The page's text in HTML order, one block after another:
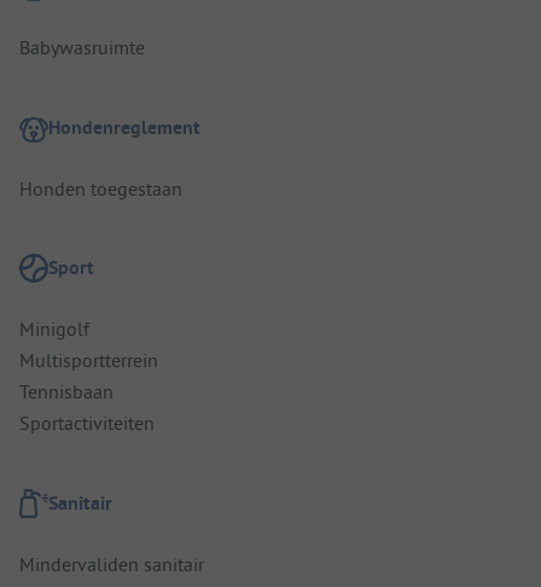
Babywasruimte
Hondenreglement
Honden toegestaan
Sport
Minigolf
Multisportterrein
Tennisbaan
Sportactiviteiten
Sanitair
Mindervaliden sanitair